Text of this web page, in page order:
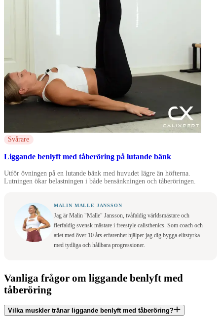
Svårare
Liggande benlyft med tåberöring på lutande bänk
Utför övningen på en lutande bänk med huvudet lägre än höfterna.
Lutningen ökar belastningen i både bensänkningen och tåberöringen.
MALIN MALLE JANSSON
Jag är Malin "Malle" Jansson, tvåfaldig världsmästare och
flerfaldig svensk mästare i freestyle calisthenics. Som coach och
atlet med över 10 års erfarenhet hjälper jag dig bygga elitstyrka
med tydliga och hållbara progressioner.
Vanliga frågor om liggande benlyft med
tåberöring
Vilka muskler tränar liggande benlyft med tåberöring?